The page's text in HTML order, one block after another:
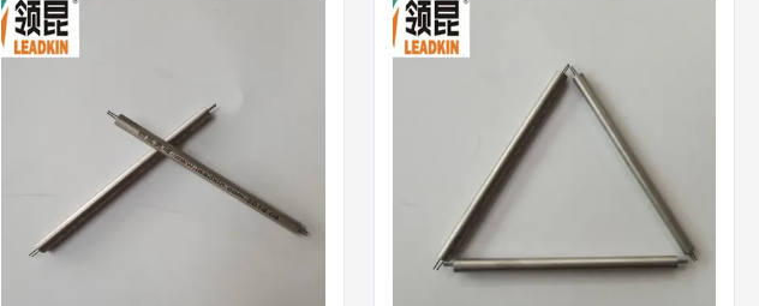
and instrument machine Sheath material:
0Cr18Ni10Ti, SS304S,SS316L,SS316, Cu
Sheath Dia(mm): φ3.0, φ4.0, φ6.0, φ8.0
Name Code Type Shaeth
and instrument machine Sheath material:
0Cr18Ni10Ti, SS304S,SS316L,SS316, Cu
Sheath Dia(mm): φ3.0, φ4.0, φ6.0, φ8.0
Type for Sheath Wire Type K: Product
Name Code Type Shaeth